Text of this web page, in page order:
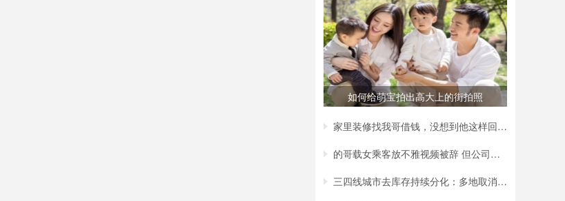
如何给萌宝拍出高大上的街拍照
家里装修找我哥借钱，没想到他这样回复我，
的哥载女乘客放不雅视频被辞 但公司称非黄
三四线城市去库存持续分化：多地取消购房补